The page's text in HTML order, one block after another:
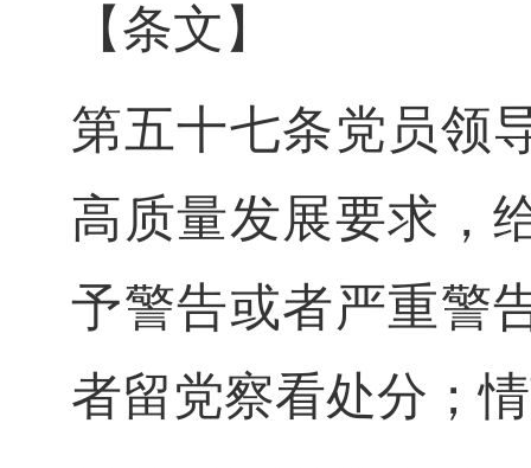
【条文】
第五十七条党员领
高质量发展要求，
予警告或者严重警
者留党察看处分；